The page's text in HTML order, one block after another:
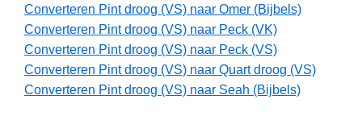
Converteren Pint droog (VS) naar Omer (Bijbels)
Converteren Pint droog (VS) naar Peck (VK)
Converteren Pint droog (VS) naar Peck (VS)
Converteren Pint droog (VS) naar Quart droog (VS)
Converteren Pint droog (VS) naar Seah (Bijbels)